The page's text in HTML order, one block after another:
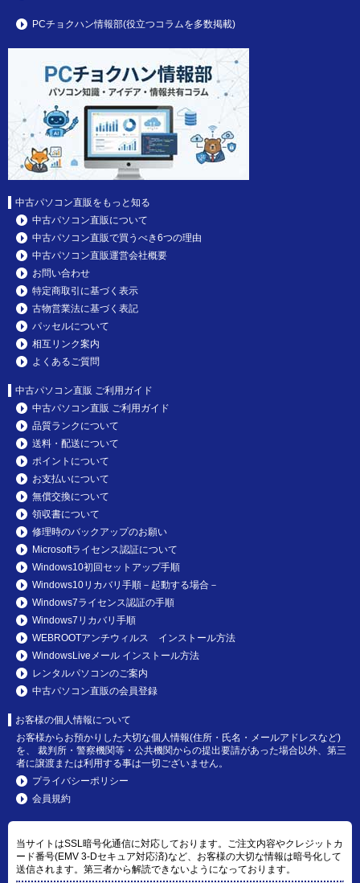
PCチョクハン情報部(役立つコラムを多数掲載)
中古パソコン直販をもっと知る
中古パソコン直販について
中古パソコン直販で買うべき6つの理由
中古パソコン直販運営会社概要
お問い合わせ
特定商取引に基づく表示
古物営業法に基づく表記
パッセルについて
相互リンク案内
よくあるご質問
中古パソコン直販 ご利用ガイド
中古パソコン直販 ご利用ガイド
品質ランクについて
送料・配送について
ポイントについて
お支払いについて
無償交換について
領収書について
修理時のバックアップのお願い
Microsoftライセンス認証について
Windows10初回セットアップ手順
Windows10リカバリ手順－起動する場合－
Windows7ライセンス認証の手順
Windows7リカバリ手順
WEBROOTアンチウィルス インストール方法
WindowsLiveメール インストール方法
レンタルパソコンのご案内
中古パソコン直販の会員登録
お客様の個人情報について
お客様からお預かりした大切な個人情報(住所・氏名・メールアドレスなど)
を、 裁判所・警察機関等・公共機関からの提出要請があった場合以外、第三
者に譲渡または利用する事は一切ございません。
プライバシーポリシー
会員規約
当サイトはSSL暗号化通信に対応しております。ご注文内容やクレジットカ
ード番号(EMV 3-Dセキュア対応済)など、お客様の大切な情報は暗号化して
送信されます。第三者から解読できないようになっております。